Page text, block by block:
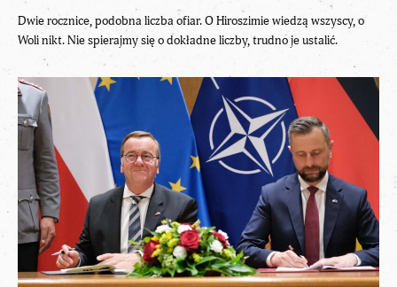
Dwie rocznice, podobna liczba ofiar. O Hiroszimie wiedzą wszyscy, o
Woli nikt. Nie spierajmy się o dokładne liczby, trudno je ustalić.